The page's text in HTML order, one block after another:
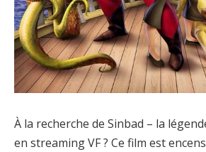
À la recherche de Sinbad – la
en streaming VF ? Ce film est